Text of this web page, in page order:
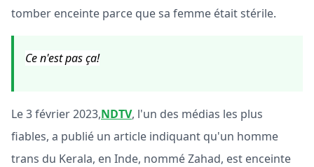
tomber enceinte parce que sa femme était stérile.
Ce n'est pas ça!
Le 3 février 2023,NDTV, l'un des médias les plus
fiables, a publié un article indiquant qu'un homme
trans du Kerala, en Inde, nommé Zahad, est enceinte